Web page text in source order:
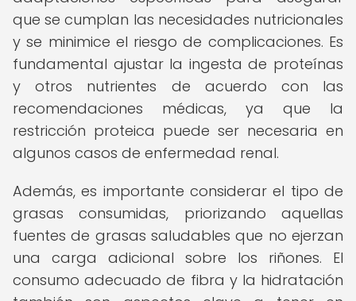
que se cumplan las necesidades nutricionales
y se minimice el riesgo de complicaciones. Es
fundamental ajustar la ingesta de proteínas
y otros nutrientes de acuerdo con las
recomendaciones médicas, ya que la
restricción proteica puede ser necesaria en
algunos casos de enfermedad renal.
Además, es importante considerar el tipo de
grasas consumidas, priorizando aquellas
fuentes de grasas saludables que no ejerzan
una carga adicional sobre los riñones. El
consumo adecuado de fibra y la hidratación